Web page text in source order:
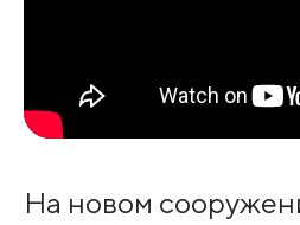
На новом